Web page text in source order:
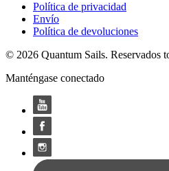
Política de privacidad
Envío
Política de devoluciones
© 2026 Quantum Sails. Reservados
Manténgase conectado